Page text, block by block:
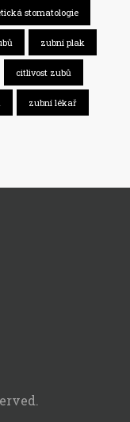
stomatologie
zubní plak
citlivost zubů
zubní lékař